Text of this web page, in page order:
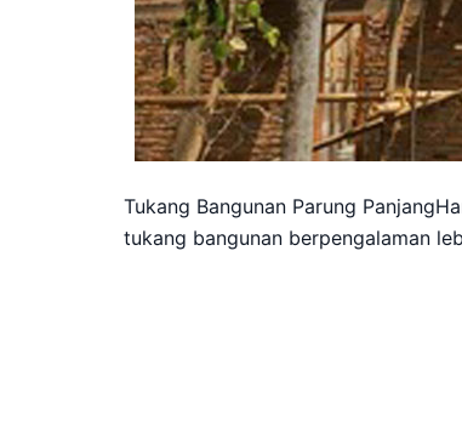
Tukang Bangunan Parung
tukang bangunan berpengalaman